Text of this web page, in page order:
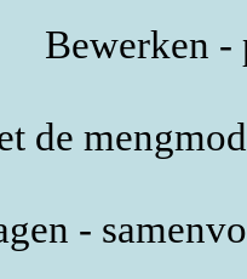
Bewerken -
de
-